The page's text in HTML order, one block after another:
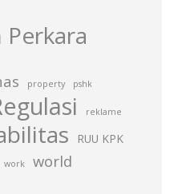
property pshk
reklame
RUU KPK
work world